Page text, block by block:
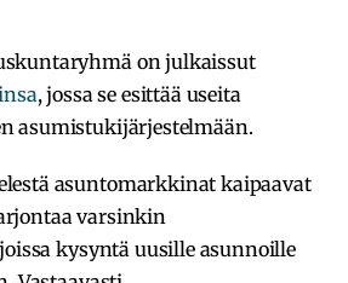
on julkaissut
, jossa se esittää useita
asumistukijärjestelmään.
asuntomarkkinat kaipaavat
varsinkin
kysyntä uusille asunnoille